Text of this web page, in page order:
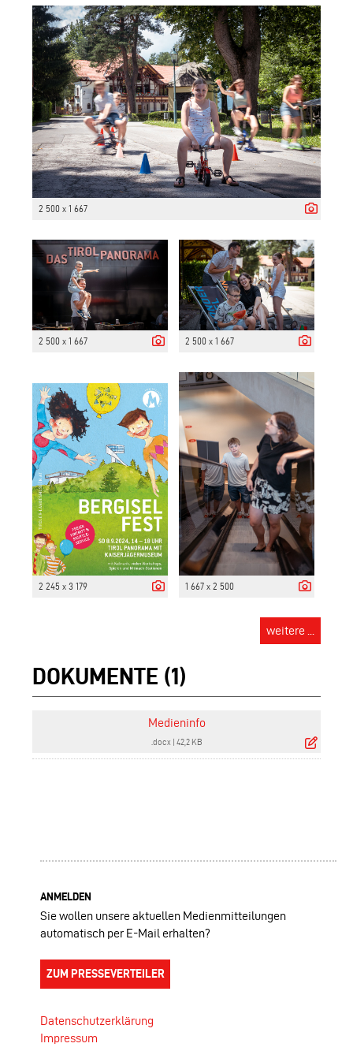
2 500 x 1 667
2 500 x 1 667 2 500 x 1 667
2 245 x 3 179 1 667 x 2 500
weitere ...
DOKUMENTE (1)
Medieninfo
.docx | 42,2 KB
ANMELDEN
Sie wollen unsere aktuellen Medienmitteilungen
automatisch per E-Mail erhalten?
ZUM PRESSEVERTEILER
Datenschutzerklärung
Impressum